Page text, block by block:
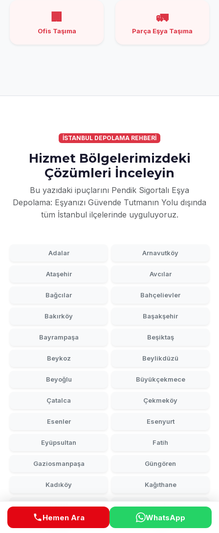
🏢
Ofis Taşıma
🚛
Parça Eşya Taşıma
İSTANBUL DEPOLAMA REHBERİ
Hizmet Bölgelerimizdeki
Çözümleri İnceleyin
Bu yazıdaki ipuçlarını Pendik Sigortalı Eşya
Depolama: Eşyanızı Güvende Tutmanın Yolu dışında
tüm İstanbul ilçelerinde uyguluyoruz.
Adalar Arnavutköy
Ataşehir Avcılar
Bağcılar Bahçelievler
Bakırköy Başakşehir
Bayrampaşa Beşiktaş
Beykoz Beylikdüzü
Beyoğlu Büyükçekmece
Çatalca Çekmeköy
Esenler Esenyurt
Eyüpsultan Fatih
Gaziosmanpaşa Güngören
Kadıköy Kağıthane
Kartal Küçükçekmece
Maltepe Pendik
Hemen Ara WhatsApp